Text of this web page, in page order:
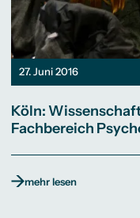
27. Juni 2016
Köln:
Fachbereich
mehr lesen